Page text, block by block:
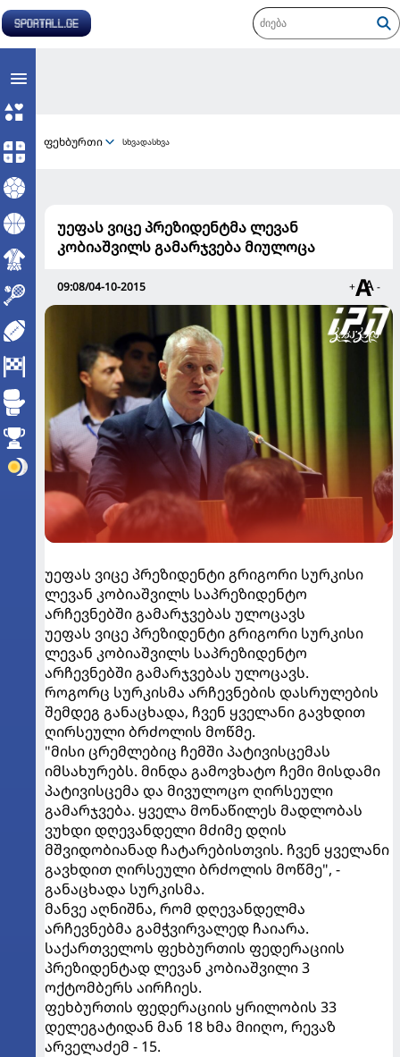
ფეხბურთი სხვადასხვა
უეფას ვიცე პრეზიდენტმა ლევან
კობიაშვილს გამარჯვება მიულოცა
09:08/04-10-2015 + -
უეფას ვიცე პრეზიდენტი გრიგორი სურკისი
ლევან კობიაშვილს საპრეზიდენტო
არჩევნებში გამარჯვებას ულოცავს
უეფას ვიცე პრეზიდენტი გრიგორი სურკისი
ლევან კობიაშვილს საპრეზიდენტო
არჩევნებში გამარჯვებას ულოცავს.
როგორც სურკისმა არჩევნების დასრულების
შემდეგ განაცხადა, ჩვენ ყველანი გავხდით
ღირსეული ბრძოლის მოწმე.
"მისი ცრემლებიც ჩემში პატივისცემას
იმსახურებს. მინდა გამოვხატო ჩემი მისდამი
პატივისცემა და მივულოცო ღირსეული
გამარჯვება. ყველა მონაწილეს მადლობას
ვუხდი დღევანდელი მძიმე დღის
მშვიდობიანად ჩატარებისთვის. ჩვენ ყველანი
გავხდით ღირსეული ბრძოლის მოწმე", -
განაცხადა სურკისმა.
მანვე აღნიშნა, რომ დღევანდელმა
არჩევნებმა გამჭვირვალედ ჩაიარა.
საქართველოს ფეხბურთის ფედერაციის
პრეზიდენტად ლევან კობიაშვილი 3
ოქტომბერს აირჩიეს.
ფეხბურთის ფედერაციის ყრილობის 33
დელეგატიდან მან 18 ხმა მიიღო, რევაზ
არველაძემ - 15.